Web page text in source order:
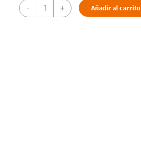
- + Añadir al carrito